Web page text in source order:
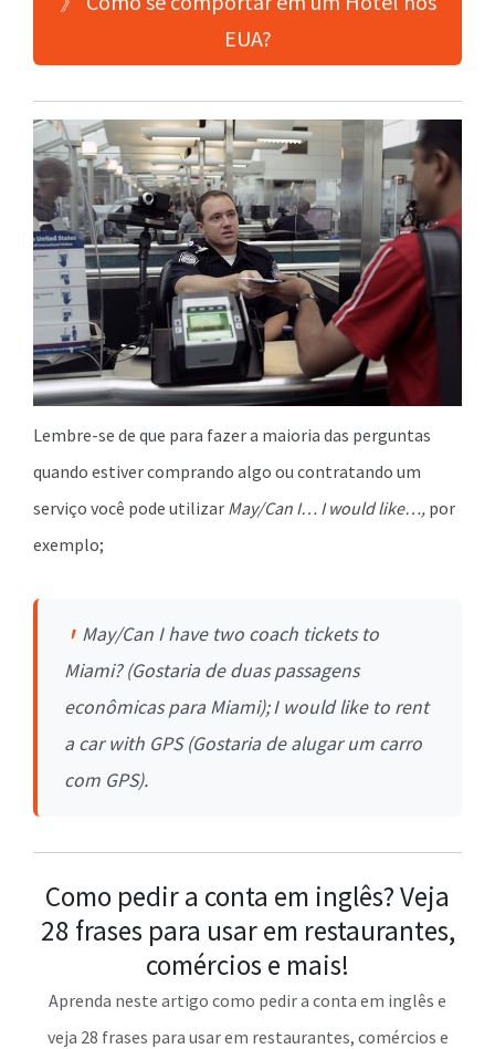
EUA?
Lembre-se de que para fazer a maioria das perguntas
quando estiver comprando algo ou contratando um
serviço você pode utilizar May/Can I… Iwouldlike…, por
exemplo;
May/Can Ihavetwo coach ticketsto
Miami?(Gostaria de duas passagens
econômicas para Miami);Iwould like to rent
a car with GPS(Gostaria de alugar um carro
com GPS).
Como pedir a conta em inglês? Veja
28 frases para usar em restaurantes,
comércios e mais!
Aprenda neste artigo como pedir a conta em inglês e
veja 28 frases para usar em restaurantes, comércios e